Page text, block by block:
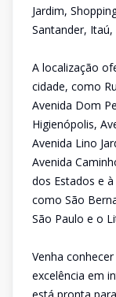
Jardim,
Santander,
A localização
cidade, como
Avenida Dom
Higienópolis,
Avenida Lino
Avenida
dos Estados e
como São
São Paulo e o
Venha
excelência em